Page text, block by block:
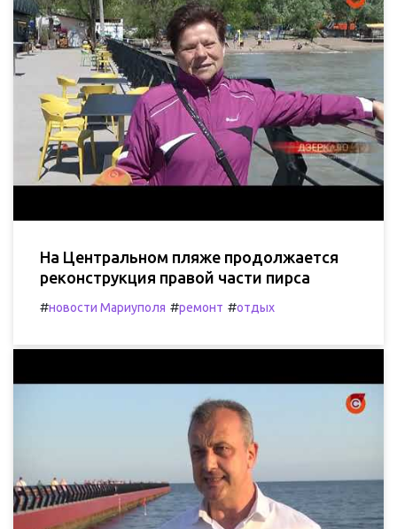
На Центральном пляже продолжается
реконструкция правой части пирса
#новости Мариуполя #ремонт #отдых